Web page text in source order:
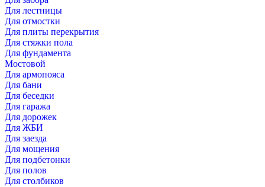
Для лестницы
Для отмостки
Для плиты перекрытия
Для стяжки пола
Для фундамента
Мостовой
Для армопояса
Для бани
Для беседки
Для гаража
Для дорожек
Для ЖБИ
Для заезда
Для мощения
Для подбетонки
Для полов
Для столбиков